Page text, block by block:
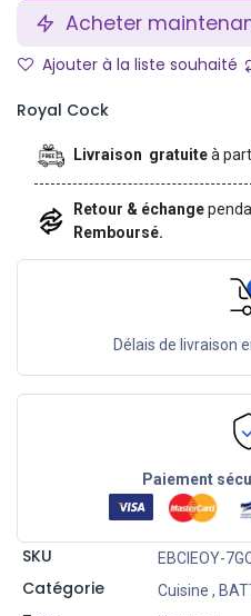
Acheter
Ajouter à la liste souhaité
Royal Cock
Livraison gratuiteà
Retour & échange
Remboursé.
Délais de livraison
Paiement
SKU EBCIEOY-
Catégorie Cuisine ,